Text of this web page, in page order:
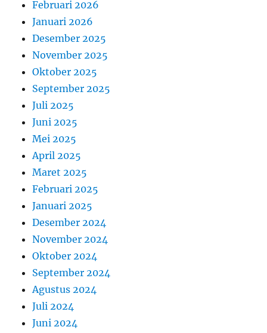
Februari 2026
Januari 2026
Desember 2025
November 2025
Oktober 2025
September 2025
Juli 2025
Juni 2025
Mei 2025
April 2025
Maret 2025
Februari 2025
Januari 2025
Desember 2024
November 2024
Oktober 2024
September 2024
Agustus 2024
Juli 2024
Juni 2024